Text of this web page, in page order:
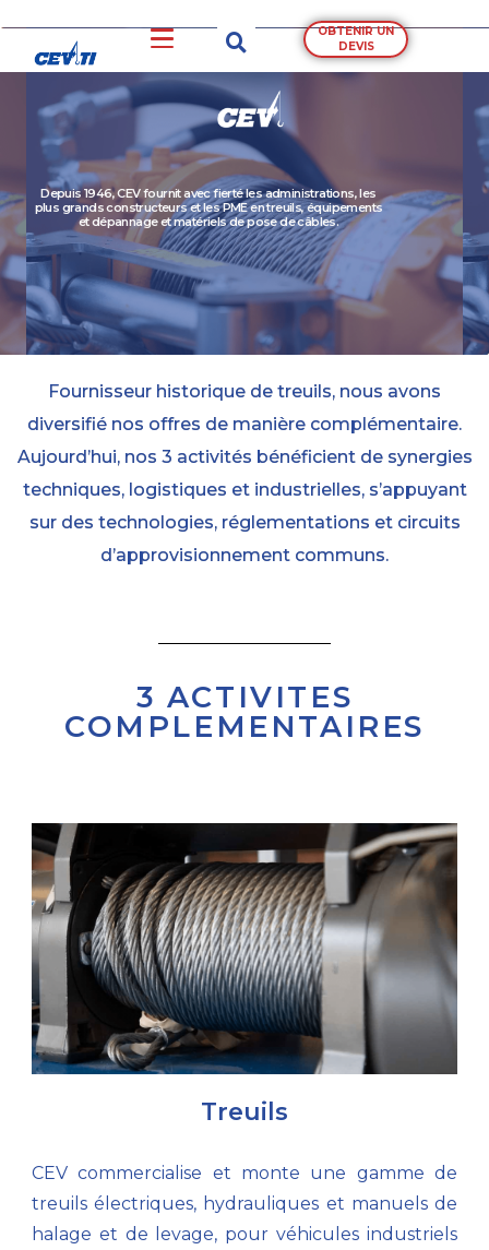
OBTENIR UN
DEVIS
Depuis 1946, CEV fournit avec fierté les administrations, les
plus grands constructeurs et les PME en treuils, équipements
et dépannage et matériels de pose de câbles.
Fournisseur historique de treuils, nous avons
diversifié nos offres de manière complémentaire.
Aujourd’hui, nos 3 activités bénéficient de synergies
techniques, logistiques et industrielles, s’appuyant
sur des technologies, réglementations et circuits
d’approvisionnement communs.
3 ACTIVITES
COMPLEMENTAIRES
Treuils
CEV commercialise et monte une gamme de
treuils électriques, hydrauliques et manuels de
halage et de levage, pour véhicules industriels